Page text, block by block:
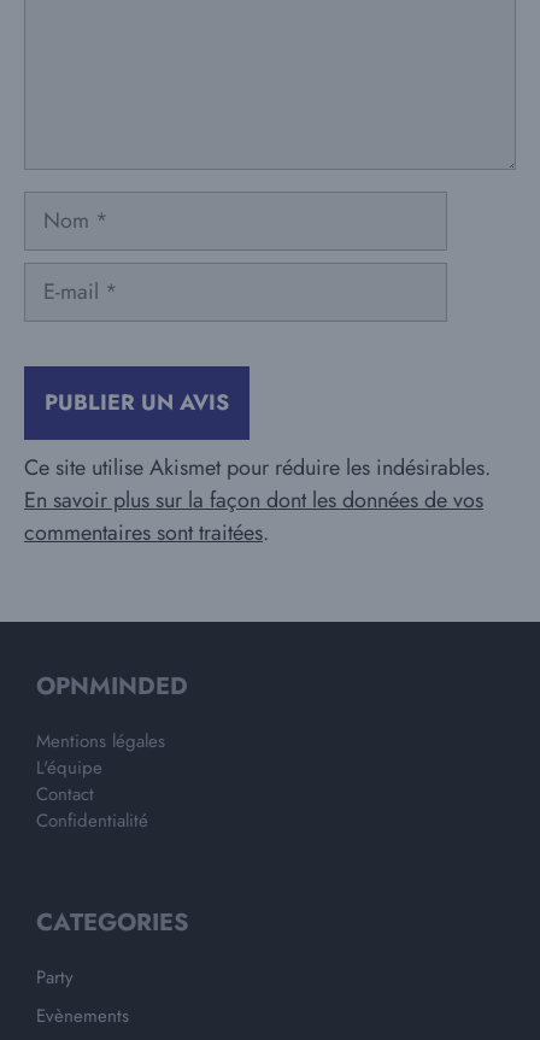
Nom
Ce site utilise Akismet pour réduire les indésirables.
En savoir plus sur la façon dont les données de vos
commentaires sont traitées.
OPNMINDED
Mentions légales
L'équipe
Contact
Confidentialité
CATEGORIES
Party
Evènements